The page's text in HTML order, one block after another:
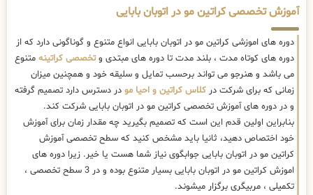
آموزش تخصصی کراتین مو در اتوبان بابایی
دوره های اموزشی کراتین مو در اتوبان بابایی انواع متنوع و گوناگونی دارد که از
دوره های کوتاه مدت ، بلند مدت تا دوره های مبتدی وتخصصی کراتینه متنوع
می باشد و هنرجو می تواند برحسب تمایل و سلیقه خود و همچنین میزان
زمانی که برای شرکت در کلاس کراتین و احیا مو در دسترس دارد تصمیم گرفته
و در دوره های آموزش تخصصی کراتین مو در اتوبان بابایی شرکت کند.
بنابراین اولین قدم این است که تصمیم بگیرید چه مقدار زمان برای آموزش
خود اختصاص دهید، ثانیا باید مشخص کنید که سطح تخصصی آموزش
کراتین مو در اتوبان بابایی جوابگوی نیاز شما هست یا خیر. زیرا دوره های
اموزش کراتین مو در اتوبان بابایی بسیار متنوع بوده و در 3 سطح تخصصی ،
تکمیلی ، مربیگری برگزار میشوند.